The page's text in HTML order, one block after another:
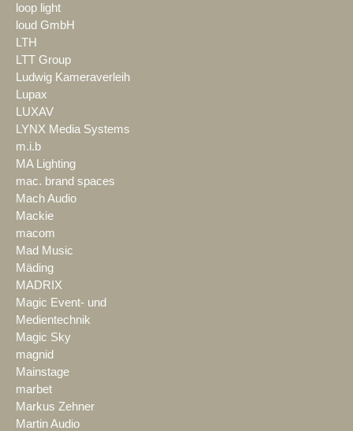
loop light
loud GmbH
LTH
LTT Group
Ludwig Kameraverleih
Lupax
LUXAV
LYNX Media Systems
m.i.b
MA Lighting
mac. brand spaces
Mach Audio
Mackie
macom
Mad Music
Mäding
MADRIX
Magic Event- und
Medientechnik
Magic Sky
magnid
Mainstage
marbet
Markus Zehner
Martin Audio